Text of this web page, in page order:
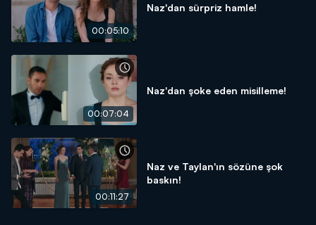
00:05:10
Naz'dan sürpriz hamle!
00:07:04
Naz'dan şoke eden misilleme!
00:11:27
Naz ve Taylan'ın sözüne şok
baskın!